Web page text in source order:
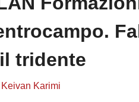
tridente
Keivan Karimi